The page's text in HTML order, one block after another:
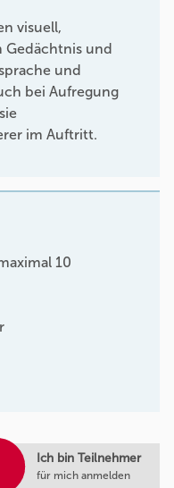
Ich bin Teilnehmer
für mich anmelden
visuell,
Gedächtnis und
und
bei Aufregung
im Auftritt.
10